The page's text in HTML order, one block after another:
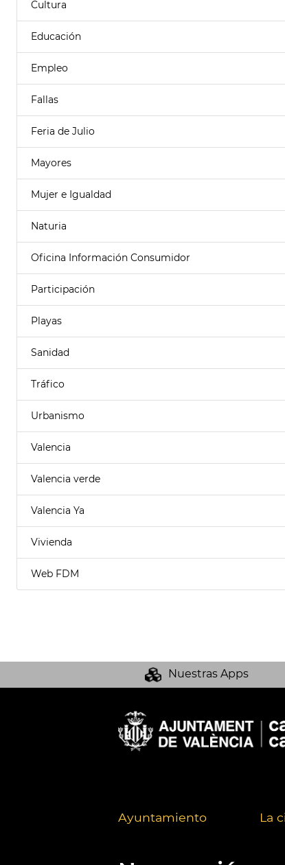
Cultura
Educación
Empleo
Fallas
Feria de Julio
Mayores
Mujer e Igualdad
Naturia
Oficina Información Consumidor
Participación
Playas
Sanidad
Tráfico
Urbanismo
Valencia
Valencia verde
Valencia Ya
Vivienda
Web FDM
Nuestras Apps
Ayuntamiento La